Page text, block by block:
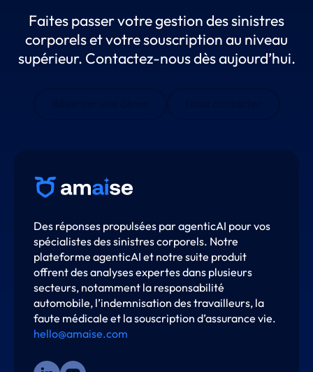
Faites passer votre gestion des sinistres
corporels et votre souscription au niveau
supérieur. Contactez-nous dès aujourd’hui.
Des réponses propulsées par agenticAI pour vos
spécialistes des sinistres corporels. Notre
plateforme agenticAI et notre suite produit
offrent des analyses expertes dans plusieurs
secteurs, notamment la responsabilité
automobile, l’indemnisation des travailleurs, la
faute médicale et la souscription d’assurance vie.
hello@amaise.com